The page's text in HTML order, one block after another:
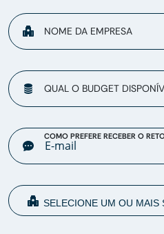
NOME DA EMPRESA
QUAL O BUDGET
COMO PREFERE RECEBER O